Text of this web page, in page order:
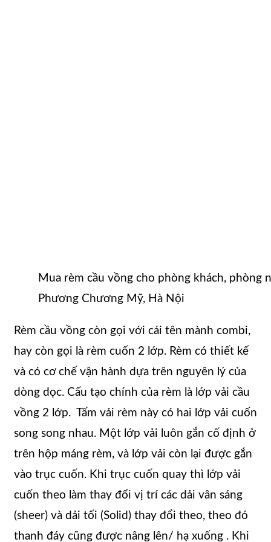
Mua rèm cầu vồng cho phòng khách, phòng
Phương Chương Mỹ, Hà Nội
Rèm cầu vồng còn gọi với cái tên mành combi,
hay còn gọi là rèm cuốn 2 lớp. Rèm có thiết kế
và có cơ chế vận hành dựa trên nguyên lý của
dòng dọc. Cấu tạo chính của rèm là lớp vải cầu
vồng 2 lớp. Tấm vải rèm này có hai lớp vải cuốn
song song nhau. Một lớp vải luôn gắn cố định ở
trên hộp máng rèm, và lớp vải còn lại được gắn
vào trục cuốn. Khi trục cuốn quay thì lớp vải
cuốn theo làm thay đổi vị trí các dải vân sáng
(sheer) và dải tối (Solid) thay đổi theo, theo đó
thanh đáy cũng được nâng lên/ hạ xuống . Khi